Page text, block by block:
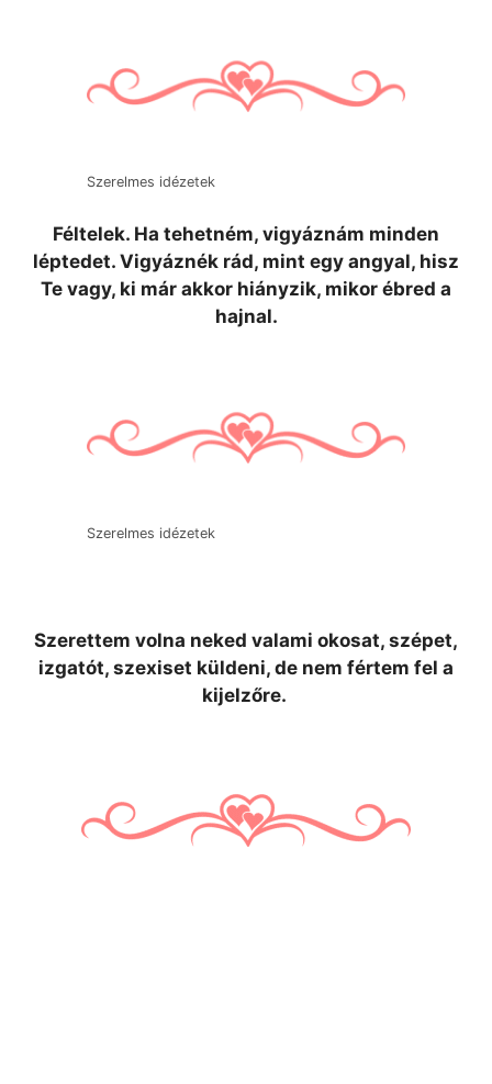
Szerelmes idézetek
Féltelek. Ha tehetném, vigyáznám minden
léptedet. Vigyáznék rád, mint egy angyal, hisz
Te vagy, ki már akkor hiányzik, mikor ébred a
hajnal.
Szerelmes idézetek
Szerettem volna neked valami okosat, szépet,
izgatót, szexiset küldeni, de nem fértem fel a
kijelzőre.